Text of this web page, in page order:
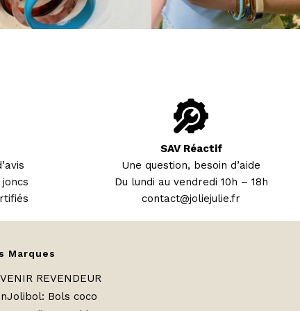
SAV Réactif
Une question, besoin d’aide
Du lundi au vendredi 10h – 18h
contact@joliejulie.fr
Marques
REVENDEUR
Bols coco